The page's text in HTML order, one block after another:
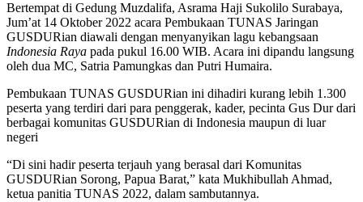
Bertempat di Gedung Muzdalifa, Asrama Haji Sukolilo Surabaya,
Jum’at 14 Oktober 2022 acara Pembukaan TUNAS Jaringan
GUSDURian diawali dengan menyanyikan lagu kebangsaan
Indonesia Raya pada pukul 16.00 WIB. Acara ini dipandu langsung
oleh dua MC, Satria Pamungkas dan Putri Humaira.
Pembukaan TUNAS GUSDURian ini dihadiri kurang lebih 1.300
peserta yang terdiri dari para penggerak, kader, pecinta Gus Dur dari
berbagai komunitas GUSDURian di Indonesia maupun di luar
negeri
“Di sini hadir peserta terjauh yang berasal dari Komunitas
GUSDURian Sorong, Papua Barat,” kata Mukhibullah Ahmad,
ketua panitia TUNAS 2022, dalam sambutannya.